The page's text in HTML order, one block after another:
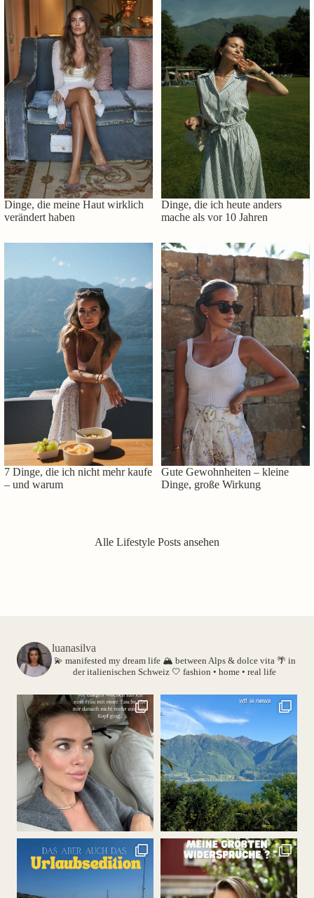
Dinge, die meine Haut wirklich
verändert haben
Dinge, die ich heute anders
mache als vor 10 Jahren
7 Dinge, die ich nicht mehr kaufe
– und warum
Gute Gewohnheiten – kleine
Dinge, große Wirkung
Alle Lifestyle Posts ansehen
luanasilva
💫 manifested my dream life 🏔️ between Alps & dolce vita 🌴 in
der italienischen Schweiz 🤍 fashion • home • real life